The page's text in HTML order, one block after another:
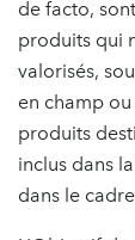
de facto,
produits qui
valorisés,
en champ
produits
inclus dans
dans le